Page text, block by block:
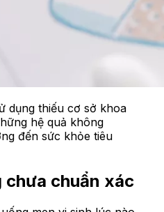
dụng thiếu cơ sở khoa
hệ quả không
đến sức khỏe tiêu
chưa chuẩn xác